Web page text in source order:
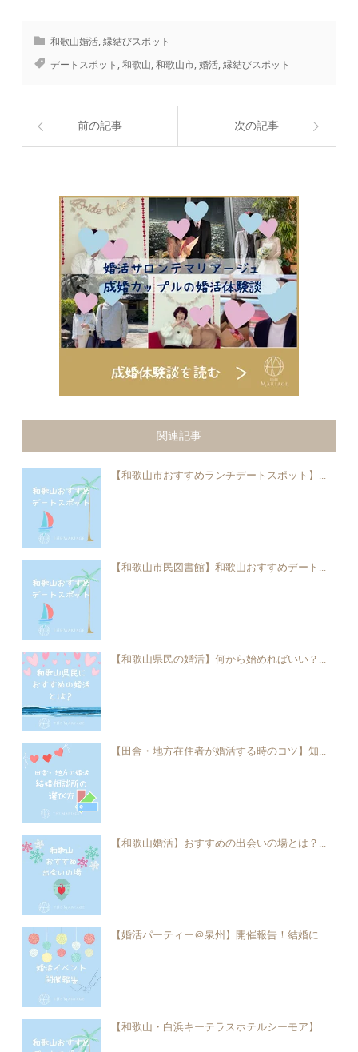
和歌山婚活,縁結びスポット
デートスポット ,和歌山,和歌山市,婚活,縁結びスポット
前の記事 次の記事
関連記事
【和歌山市おすすめランチデートスポット】...
【和歌山市民図書館】和歌山おすすめデート...
【和歌山県民の婚活】何から始めればいい？...
【田舎・地方在住者が婚活する時のコツ】知...
【和歌山婚活】おすすめの出会いの場とは？...
【婚活パーティー＠泉州】開催報告！結婚に...
【和歌山・白浜キーテラスホテルシーモア】...